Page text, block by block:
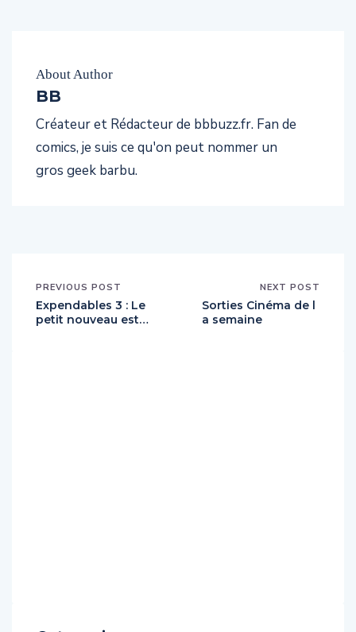
About Author
BB
Créateur et Rédacteur de bbbuzz.fr. Fan de
comics, je suis ce qu'on peut nommer un
gros geek barbu.
PREVIOUS POST
Expendables 3 : Le
petit nouveau est…
NEXT POST
Sorties Cinéma de l
a semaine